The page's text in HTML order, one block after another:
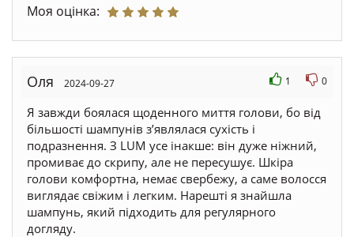
Моя оцінка:
Оля 2024-09-27 1 0
Я завжди боялася щоденного миття голови, бо від
більшості шампунів з’являлася сухість і
подразнення. З LUM усе інакше: він дуже ніжний,
промиває до скрипу, але не пересушує. Шкіра
голови комфортна, немає свербежу, а саме волосся
виглядає свіжим і легким. Нарешті я знайшла
шампунь, який підходить для регулярного
догляду.